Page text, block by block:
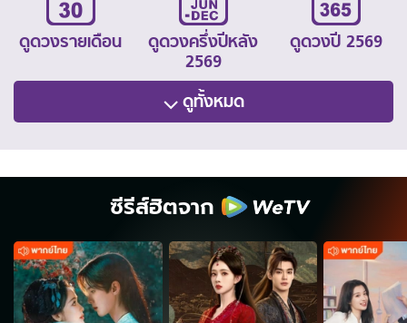
ดูดวงรายเดือน
ดูดวงครึ่งปีหลัง
2569
ดูดวงปี 2569
ดูทั้งหมด
ซีรีส์ฮิตจาก